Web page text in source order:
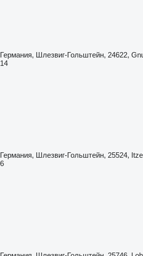
Германия, Шлезвиг-Гольштейн, 24622,
14
Германия, Шлезвиг-Гольштейн, 25524,
6